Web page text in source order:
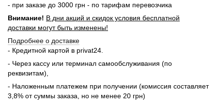
- при заказе до 3000 грн - по тарифам перевозчика
Внимание! В дни акций и скидок условия бесплатной
доставки могут быть изменены!
Подробнее о доставке
- Кредитной картой в privat24.
- Через кассу или терминал самообслуживания (по
реквизитам),
- Наложенным платежем при получении (комиссия составляет
3,8% от суммы заказа, но не менее 20 грн)